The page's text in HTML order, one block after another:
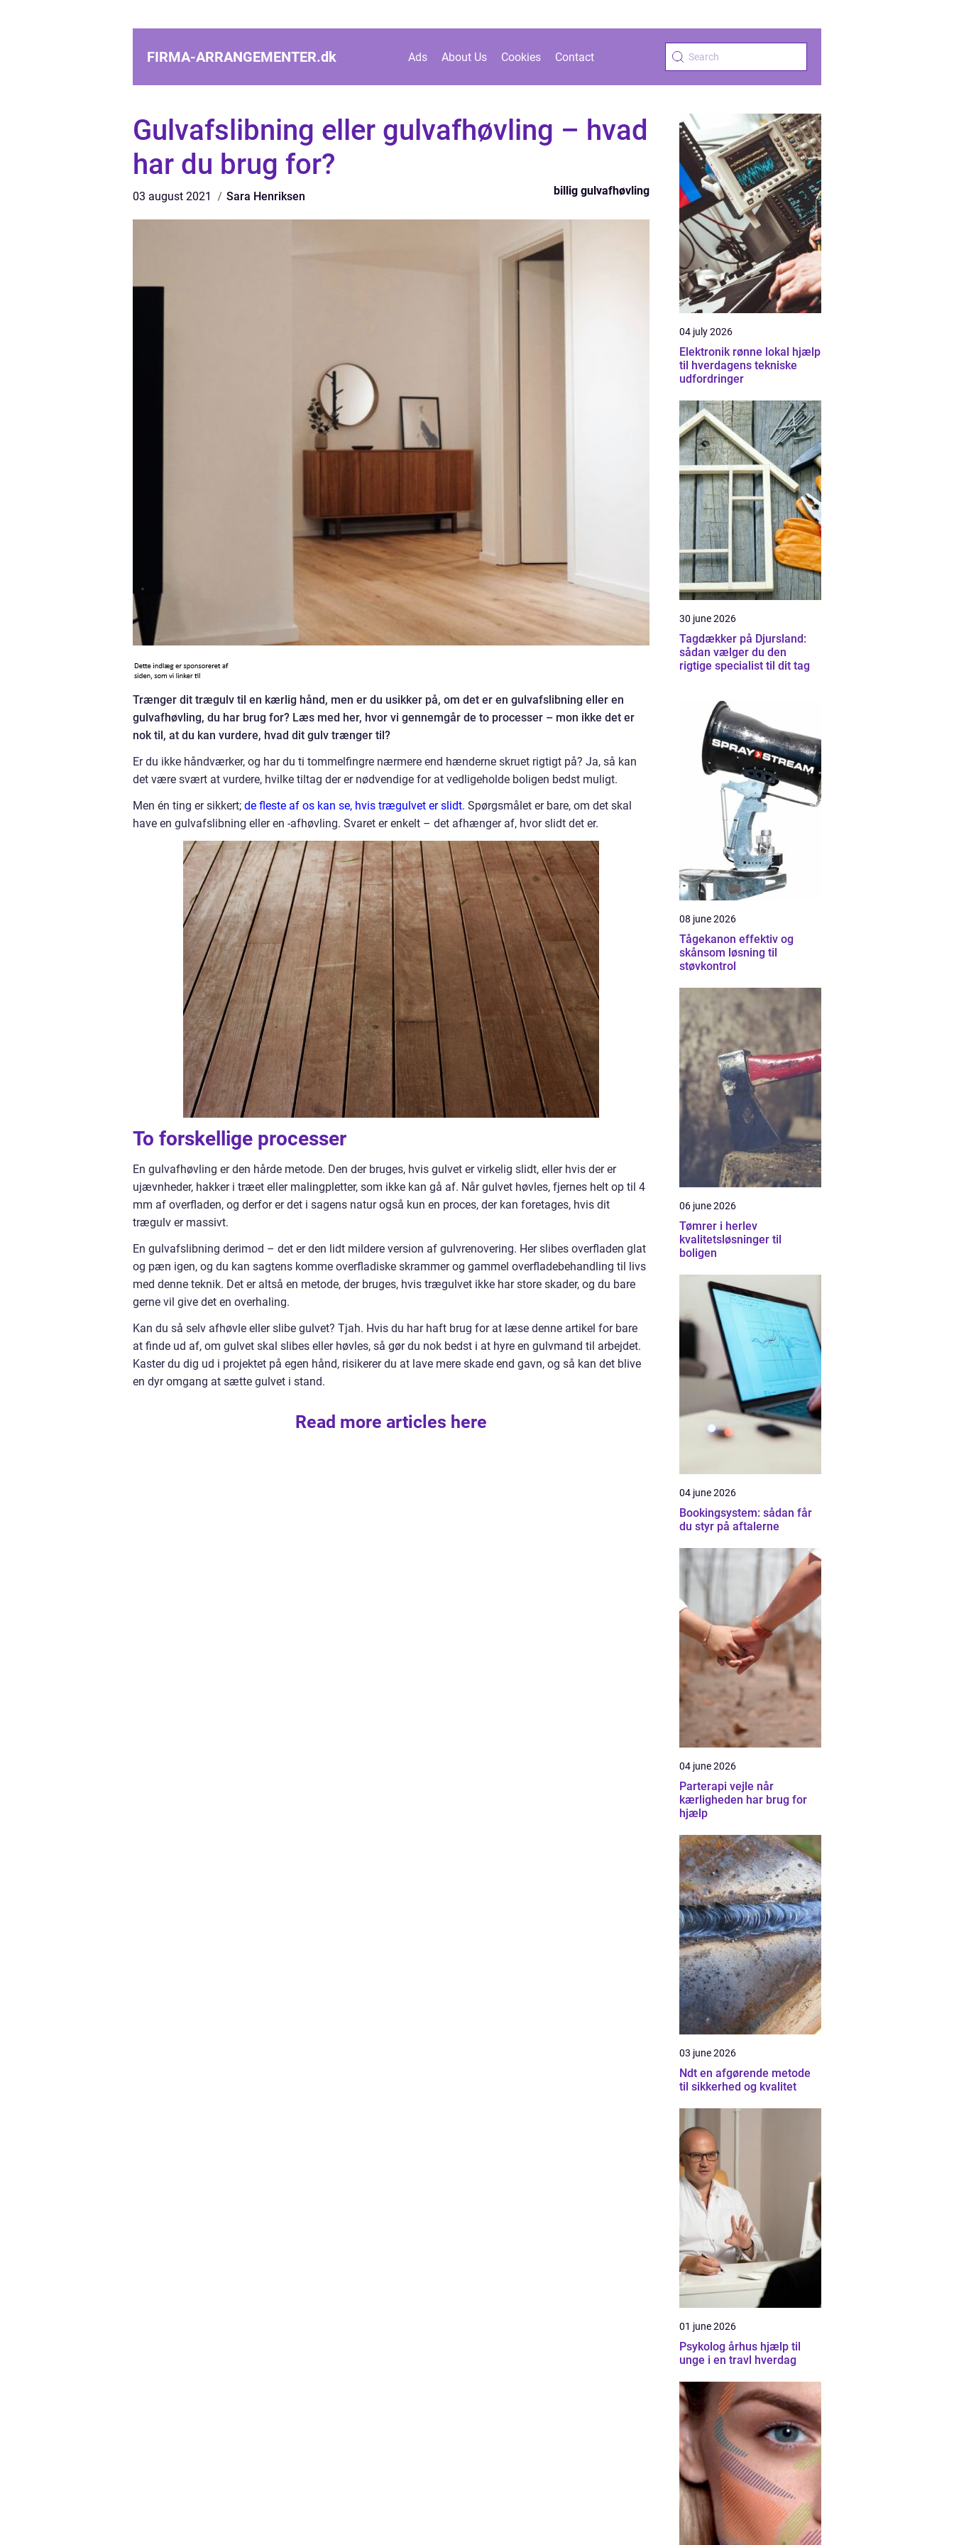
FIRMA-ARRANGEMENTER.dk Ads About Us Cookies Contact
Gulvafslibning eller gulvafhøvling – hvad
har du brug for?
03 august 2021 Sara Henriksen billig gulvafhøvling
Trænger dit trægulv til en kærlig hånd, men er du usikker på, om det er en gulvafslibning eller en
gulvafhøvling, du har brug for? Læs med her, hvor vi gennemgår de to processer – mon ikke det er
nok til, at du kan vurdere, hvad dit gulv trænger til?
Er du ikke håndværker, og har du ti tommelfingre nærmere end hænderne skruet rigtigt på? Ja, så kan
det være svært at vurdere, hvilke tiltag der er nødvendige for at vedligeholde boligen bedst muligt.
Men én ting er sikkert; de fleste af os kan se, hvis trægulvet er slidt. Spørgsmålet er bare, om det skal
have en gulvafslibning eller en -afhøvling. Svaret er enkelt – det afhænger af, hvor slidt det er.
To forskellige processer
En gulvafhøvling er den hårde metode. Den der bruges, hvis gulvet er virkelig slidt, eller hvis der er
ujævnheder, hakker i træet eller malingpletter, som ikke kan gå af. Når gulvet høvles, fjernes helt op til 4
mm af overfladen, og derfor er det i sagens natur også kun en proces, der kan foretages, hvis dit
trægulv er massivt.
En gulvafslibning derimod – det er den lidt mildere version af gulvrenovering. Her slibes overfladen glat
og pæn igen, og du kan sagtens komme overfladiske skrammer og gammel overfladebehandling til livs
med denne teknik. Det er altså en metode, der bruges, hvis trægulvet ikke har store skader, og du bare
gerne vil give det en overhaling.
Kan du så selv afhøvle eller slibe gulvet? Tjah. Hvis du har haft brug for at læse denne artikel for bare
at finde ud af, om gulvet skal slibes eller høvles, så gør du nok bedst i at hyre en gulvmand til arbejdet.
Kaster du dig ud i projektet på egen hånd, risikerer du at lave mere skade end gavn, og så kan det blive
en dyr omgang at sætte gulvet i stand.
Read more articles here
04 july 2026
Elektronik rønne lokal hjælp
til hverdagens tekniske
udfordringer
30 june 2026
Tagdækker på Djursland:
sådan vælger du den
rigtige specialist til dit tag
08 june 2026
Tågekanon effektiv og
skånsom løsning til
støvkontrol
06 june 2026
Tømrer i herlev
kvalitetsløsninger til
boligen
04 june 2026
Bookingsystem: sådan får
du styr på aftalerne
04 june 2026
Parterapi vejle når
kærligheden har brug for
hjælp
03 june 2026
Ndt en afgørende metode
til sikkerhed og kvalitet
01 june 2026
Psykolog århus hjælp til
unge i en travl hverdag